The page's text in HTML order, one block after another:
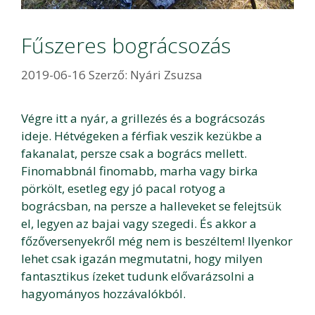
Fűszeres bográcsozás
2019-06-16 Szerző: Nyári Zsuzsa
Végre itt a nyár, a grillezés és a bográcsozás
ideje. Hétvégeken a férfiak veszik kezükbe a
fakanalat, persze csak a bogrács mellett.
Finomabbnál finomabb, marha vagy birka
pörkölt, esetleg egy jó pacal rotyog a
bográcsban, na persze a halleveket se felejtsük
el, legyen az bajai vagy szegedi. És akkor a
főzőversenyekről még nem is beszéltem! Ilyenkor
lehet csak igazán megmutatni, hogy milyen
fantasztikus ízeket tudunk elővarázsolni a
hagyományos hozzávalókból.